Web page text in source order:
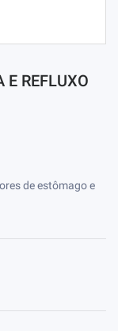
REFLUXO
de estômago e